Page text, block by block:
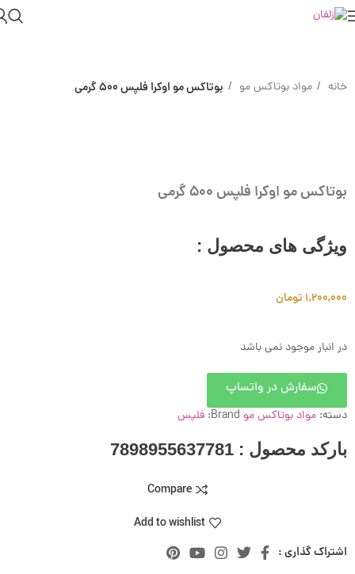
خانه مواد بوتاکس مو بوتاکس مو اوکرا فلپس ۵۰۰ گرمی
بوتاکس مو اوکرا فلپس ۵۰۰ گرمی
ویژگی های محصول :
1,200,000 تومان
در انبار موجود نمی باشد
سفارش در واتساپ
دسته: مواد بوتاکس مو Brand: فلپس
بارکد محصول : 7898955637781
Compare
Add to wishlist
اشتراک گذاری :